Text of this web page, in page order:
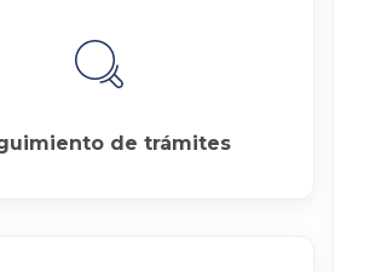
de trámites